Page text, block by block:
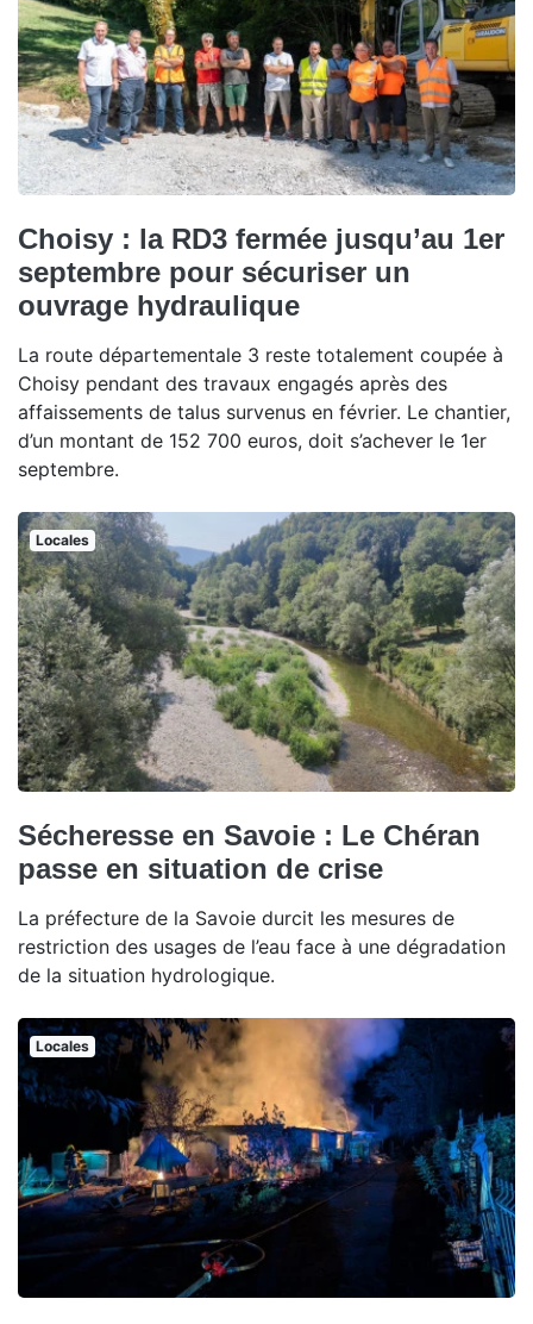
Choisy : la RD3 fermée jusqu’au 1er
septembre pour sécuriser un
ouvrage hydraulique
La route départementale 3 reste totalement coupée à
Choisy pendant des travaux engagés après des
affaissements de talus survenus en février. Le chantier,
d’un montant de 152 700 euros, doit s’achever le 1er
septembre.
Locales
Sécheresse en Savoie : Le Chéran
passe en situation de crise
La préfecture de la Savoie durcit les mesures de
restriction des usages de l’eau face à une dégradation
de la situation hydrologique.
Locales